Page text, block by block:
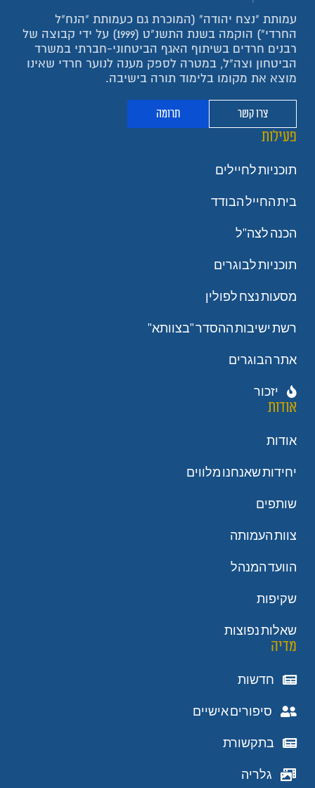
עמותת "נצח יהודה" (המוכרת גם כעמותת "הנח"ל
החרדי") הוקמה בשנת התשנ"ט (1999) על ידי קבוצה של
רבנים חרדים בשיתוף האגף הביטחוני-חברתי במשרד
הביטחון וצה"ל, במטרה לספק מענה לנוער חרדי שאינו
מוצא את מקומו בלימוד תורה בישיבה.
צרו קשר תרומה
פעילות
תוכניות לחיילים
בית החייל הבודד
הכנה לצה"ל
תוכניות לבוגרים
מסעות נצח לפולין
רשת ישיבות ההסדר "בצוותא"
אתר הבוגרים
יזכור
אודות
אודות
יחידות שאנחנו מלווים
שותפים
צוות העמותה
הוועד המנהל
שקיפות
שאלות נפוצות
מדיה
חדשות
סיפורים אישיים
בתקשורת
גלריה